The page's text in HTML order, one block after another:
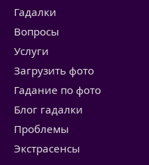
Гадалки
Вопросы
Услуги
Загрузить фото
Гадание по фото
Блог гадалки
Проблемы
Экстрасенсы